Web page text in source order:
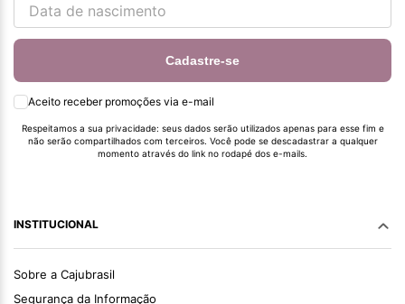
Cadastre-se
Aceito receber promoções via e-mail
Respeitamos a sua privacidade: seus dados serão utilizados apenas para esse fim e
não serão compartilhados com terceiros. Você pode se descadastrar a qualquer
momento através do link no rodapé dos e-mails.
INSTITUCIONAL
Sobre a Cajubrasil
Segurança da Informação